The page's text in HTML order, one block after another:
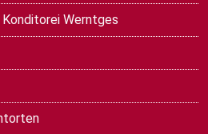
Werntges